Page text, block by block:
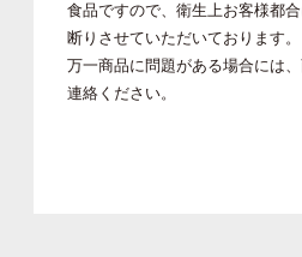
食品ですので、衛生上お客様都
断りさせていただいております。
万一商品に問題がある場合には
連絡ください。